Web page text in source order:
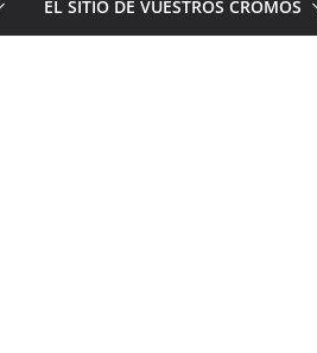
EL SITIO DE VUESTROS CROMOS